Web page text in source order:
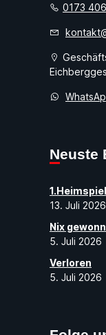
0173
13. Juli 2026
Nix
5. Juli 2026
Verloren
5. Juli 2026